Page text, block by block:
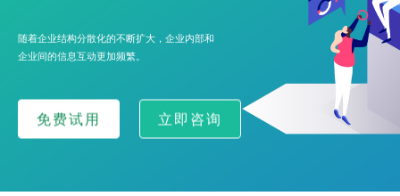
随着企业结构分散化的不断扩大，企业内部和
企业间的信息互动更加频繁。
免费试用 立即咨询